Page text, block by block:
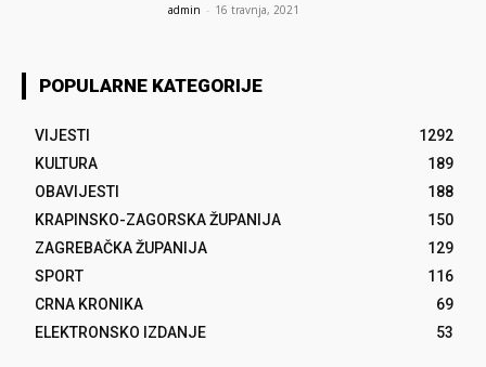
admin - 16 travnja, 2021
POPULARNE KATEGORIJE
VIJESTI
1292
KULTURA
189
OBAVIJESTI
188
KRAPINSKO-ZAGORSKA ŽUPANIJA
150
ZAGREBAČKA ŽUPANIJA
129
SPORT
116
CRNA KRONIKA
69
ELEKTRONSKO IZDANJE
53